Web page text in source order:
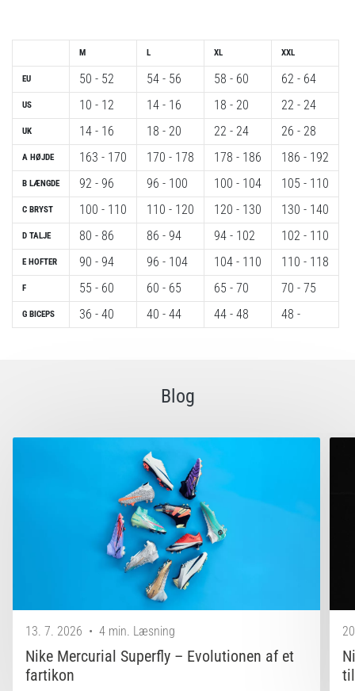
EU
US
UK
A HØJDE
B LÆNGDE
C BRYST
D TALJE
EHOFTER
F
G BICEPS
M
50 - 52
10 - 12
14 - 16
163 - 170
92 - 96
100 - 110
80 - 86
90 - 94
55 - 60
36 - 40
L
54 - 56
14 - 16
18 - 20
170 - 178
96 - 100
110 - 120
86 - 94
96 - 104
60 - 65
40 - 44
XL
58 - 60
18 - 20
22 - 24
178 - 186
100 - 104
120 - 130
94 - 102
104 - 110
65 - 70
44 - 48
XXL
62 - 64
22 - 24
26 - 28
186 - 192
105 - 110
130 - 140
102 - 110
110 - 118
70 - 75
48 -
Blog
13. 7. 2026 • 4 min. Læsning
Nike Mercurial Superfly – Evolutionen af et
fartikon